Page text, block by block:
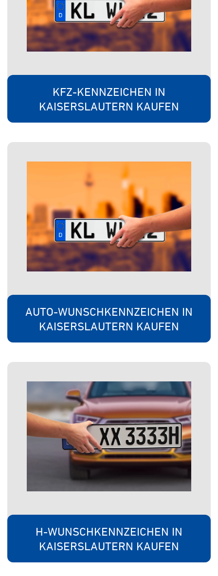
KFZ-KENNZEICHEN IN
KAISERSLAUTERN KAUFEN
AUTO-WUNSCHKENNZEICHEN IN
KAISERSLAUTERN KAUFEN
H-WUNSCHKENNZEICHEN IN
KAISERSLAUTERN KAUFEN